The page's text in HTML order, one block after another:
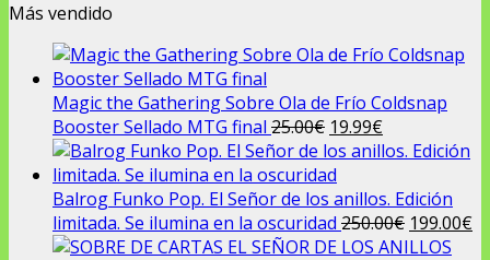
Más vendido
Magic the Gathering Sobre Ola de Frío Coldsnap
Booster Sellado MTG final 25.00€ El
precio
original
era:
25.00€.
19.99€
precio
es:
19.99€.
Balrog Funko Pop. El Señor de los anillos. Edición
limitada. Se ilumina en la oscuridad 250.00€ El
precio
199.00€